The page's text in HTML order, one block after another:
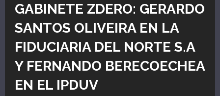
GABINETE ZDERO: GERARDO
SANTOS OLIVEIRA EN LA
FIDUCIARIA DEL NORTE S.A
Y FERNANDO BERECOECHEA
EN EL IPDUV